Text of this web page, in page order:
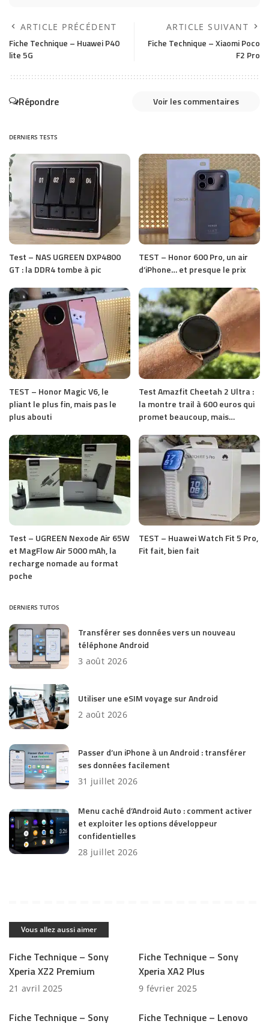
ARTICLE PRÉCÉDENT
Fiche Technique – Huawei P40
lite 5G
ARTICLE SUIVANT
Fiche Technique – Xiaomi Poco
F2 Pro
Répondre Voir les commentaires
DERNIERS TESTS
Test – NAS UGREEN DXP4800
GT : la DDR4 tombe à pic
TEST – Honor 600 Pro, un air
d’iPhone… et presque le prix
TEST – Honor Magic V6, le
pliant le plus fin, mais pas le
plus abouti
Test Amazfit Cheetah 2 Ultra :
la montre trail à 600 euros qui
promet beaucoup, mais…
Test – UGREEN Nexode Air 65W
et MagFlow Air 5000 mAh, la
recharge nomade au format
poche
TEST – Huawei Watch Fit 5 Pro,
Fit fait, bien fait
DERNIERS TUTOS
Transférer ses données vers un nouveau
téléphone Android
3 août 2026
Utiliser une eSIM voyage sur Android
2 août 2026
Passer d’un iPhone à un Android : transférer
ses données facilement
31 juillet 2026
Menu caché d’Android Auto : comment activer
et exploiter les options développeur
confidentielles
28 juillet 2026
Vous allez aussi aimer
Fiche Technique – Sony
Xperia XZ2 Premium
21 avril 2025
Fiche Technique – Sony
Xperia XA2 Plus
9 février 2025
Fiche Technique – Sony Fiche Technique – Lenovo